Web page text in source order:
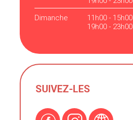
Dimanche
11h00 - 15h00
19h00 - 23h00
SUIVEZ-LES